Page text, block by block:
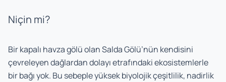
Niçin mi?
Bir kapalı havza gölü olan Salda Gölü’nün kendisini
çevreleyen dağlardan dolayı etrafındaki ekosistemlerle
bir bağı yok. Bu sebeple yüksek biyolojik çeşitlilik, nadirlik